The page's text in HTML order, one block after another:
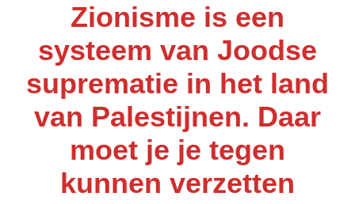
Zionisme is een
systeem van Joodse
suprematie in het land
van Palestijnen. Daar
moet je je tegen
kunnen verzetten